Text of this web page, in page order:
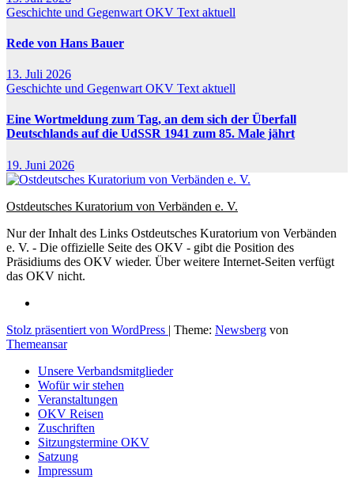
Geschichte und Gegenwart OKV Text aktuell
Rede von Hans Bauer
13. Juli 2026
Geschichte und Gegenwart OKV Text aktuell
Eine Wortmeldung zum Tag, an dem sich der Überfall
Deutschlands auf die UdSSR 1941 zum 85. Male jährt
19. Juni 2026
Ostdeutsches Kuratorium von Verbänden e. V.
Nur der Inhalt des Links Ostdeutsches Kuratorium von Verbänden
e. V. - Die offizielle Seite des OKV - gibt die Position des
Präsidiums des OKV wieder. Über weitere Internet-Seiten verfügt
das OKV nicht.
Stolz präsentiert von WordPress | Theme: Newsberg von
Themeansar
Unsere Verbandsmitglieder
Wofür wir stehen
Veranstaltungen
OKV Reisen
Zuschriften
Sitzungstermine OKV
Satzung
Impressum